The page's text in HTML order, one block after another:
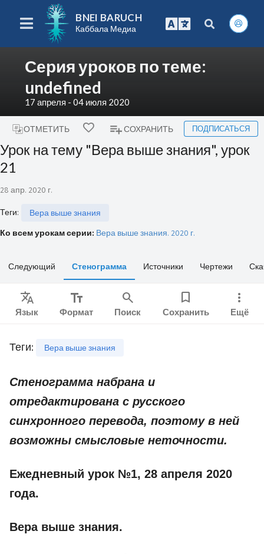
BNEI BARUCH
Каббала Медиа
Серия уроков по теме:
undefined
17 апреля - 04 июля 2020
ОТМЕТИТЬ СОХРАНИТЬ ПОДПИСАТЬСЯ
Урок на тему "Вера выше знания", урок
21
28 апр. 2020 г.
Теги:
Вера выше знания
Ко всем урокам серии: Вера выше знания. 2020 г.
Следующий Стенограмма Источники Чертежи
Translate
Язык
text_fields
Формат
search
Поиск
bookmark
Сохранить
more_vert
Ещё
Теги: Вера выше знания
Стенограмма набрана и
отредактирована с русского
синхронного перевода, поэтому в ней
возможны смысловые неточности.
Ежедневный урок №1, 28 апреля 2020
года.
Вера выше знания.